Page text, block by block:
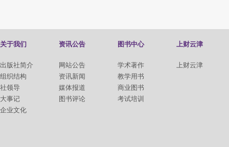
关于我们
出版社简介
组织结构
社领导
大事记
企业文化
资讯公告
网站公告
资讯新闻
媒体报道
图书评论
图书中心
学术著作
教学用书
商业图书
考试培训
上财云津
上财云津